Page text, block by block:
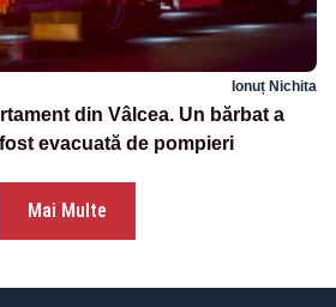
Ionuț Nichita
din Vâlcea. Un bărbat a
evacuată de pompieri
Mai Multe